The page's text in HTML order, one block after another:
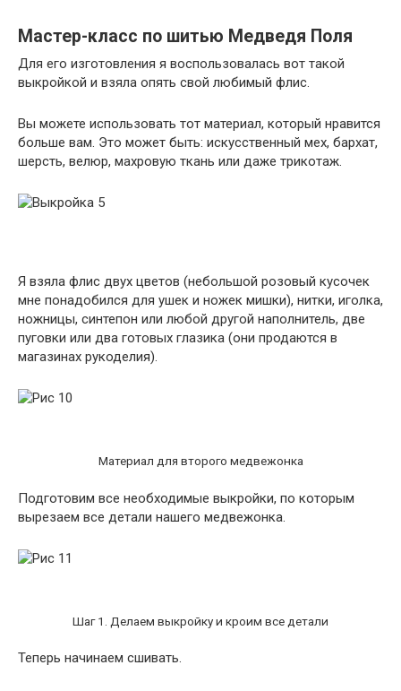
Мастер-класс по шитью Медведя Поля
Для его изготовления я воспользовалась вот такой
выкройкой и взяла опять свой любимый флис.
Вы можете использовать тот материал, который нравится
больше вам. Это может быть: искусственный мех, бархат,
шерсть, велюр, махровую ткань или даже трикотаж.
Я взяла флис двух цветов (небольшой розовый кусочек
мне понадобился для ушек и ножек мишки), нитки, иголка,
ножницы, синтепон или любой другой наполнитель, две
пуговки или два готовых глазика (они продаются в
магазинах рукоделия).
Материал для второго медвежонка
Подготовим все необходимые выкройки, по которым
вырезаем все детали нашего медвежонка.
Шаг 1. Делаем выкройку и кроим все детали
Теперь начинаем сшивать.